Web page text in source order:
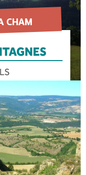
CHAM